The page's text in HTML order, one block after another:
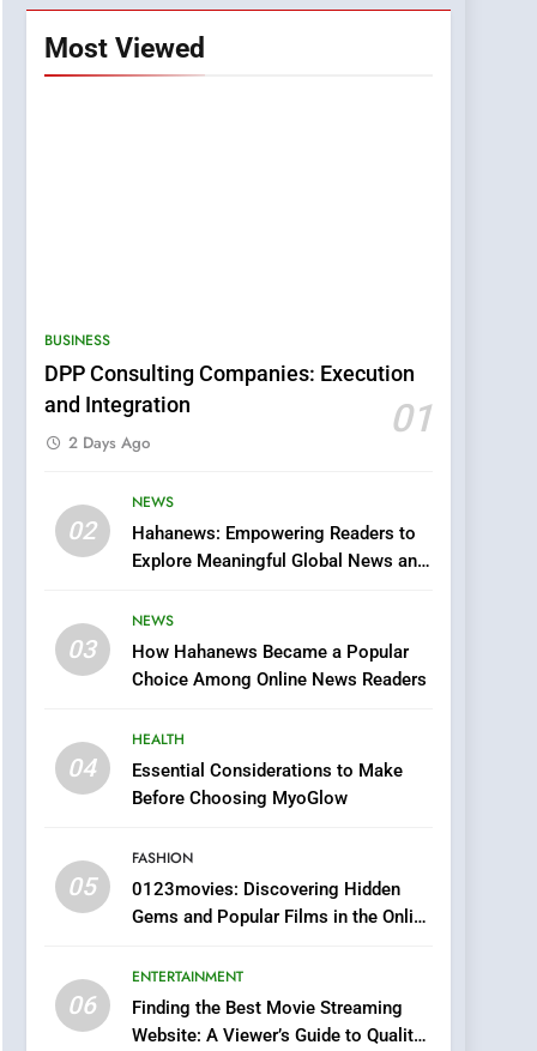
Most Viewed
BUSINESS
DPP Consulting Companies: Execution
and Integration
01
2 Days Ago
02
NEWS
Hahanews: Empowering Readers to
Explore Meaningful Global News and
03
NEWS
How Hahanews Became a Popular
Choice Among Online News Readers
04
HEALTH
Essential Considerations to Make
Before Choosing MyoGlow
05
FASHION
0123movies: Discovering Hidden
Gems and Popular Films in the Online
06
ENTERTAINMENT
Finding the Best Movie Streaming
Website: A Viewer’s Guide to Quality
5
0123movies: Discovering
Hidden Gems and
6
Finding the Best Movie
Streaming Platforms
7
The Changing World of
Fit In?
Discover a Bold
Geometric Style for Your
Smartphone
BUSINESS